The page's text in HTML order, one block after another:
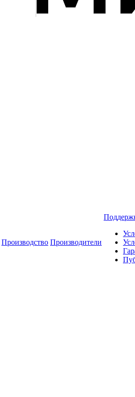
Производство Производители